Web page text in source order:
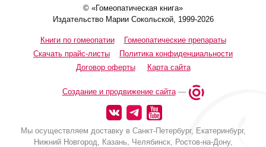
© «Гомеопатическая книга»
Издательство Марии Сокольской, 1999-2026
Книги по гомеопатии
Гомеопатические препараты
Скачать прайс-листы
Политика конфиденциальности
Договор оферты
Карта сайта
Создание и продвижение сайта—
Мы осуществляем доставку в Санкт-Петербург, Екатеринбург,
Нижний Новгород, Казань, Челябинск, Ростов-на-Дону,